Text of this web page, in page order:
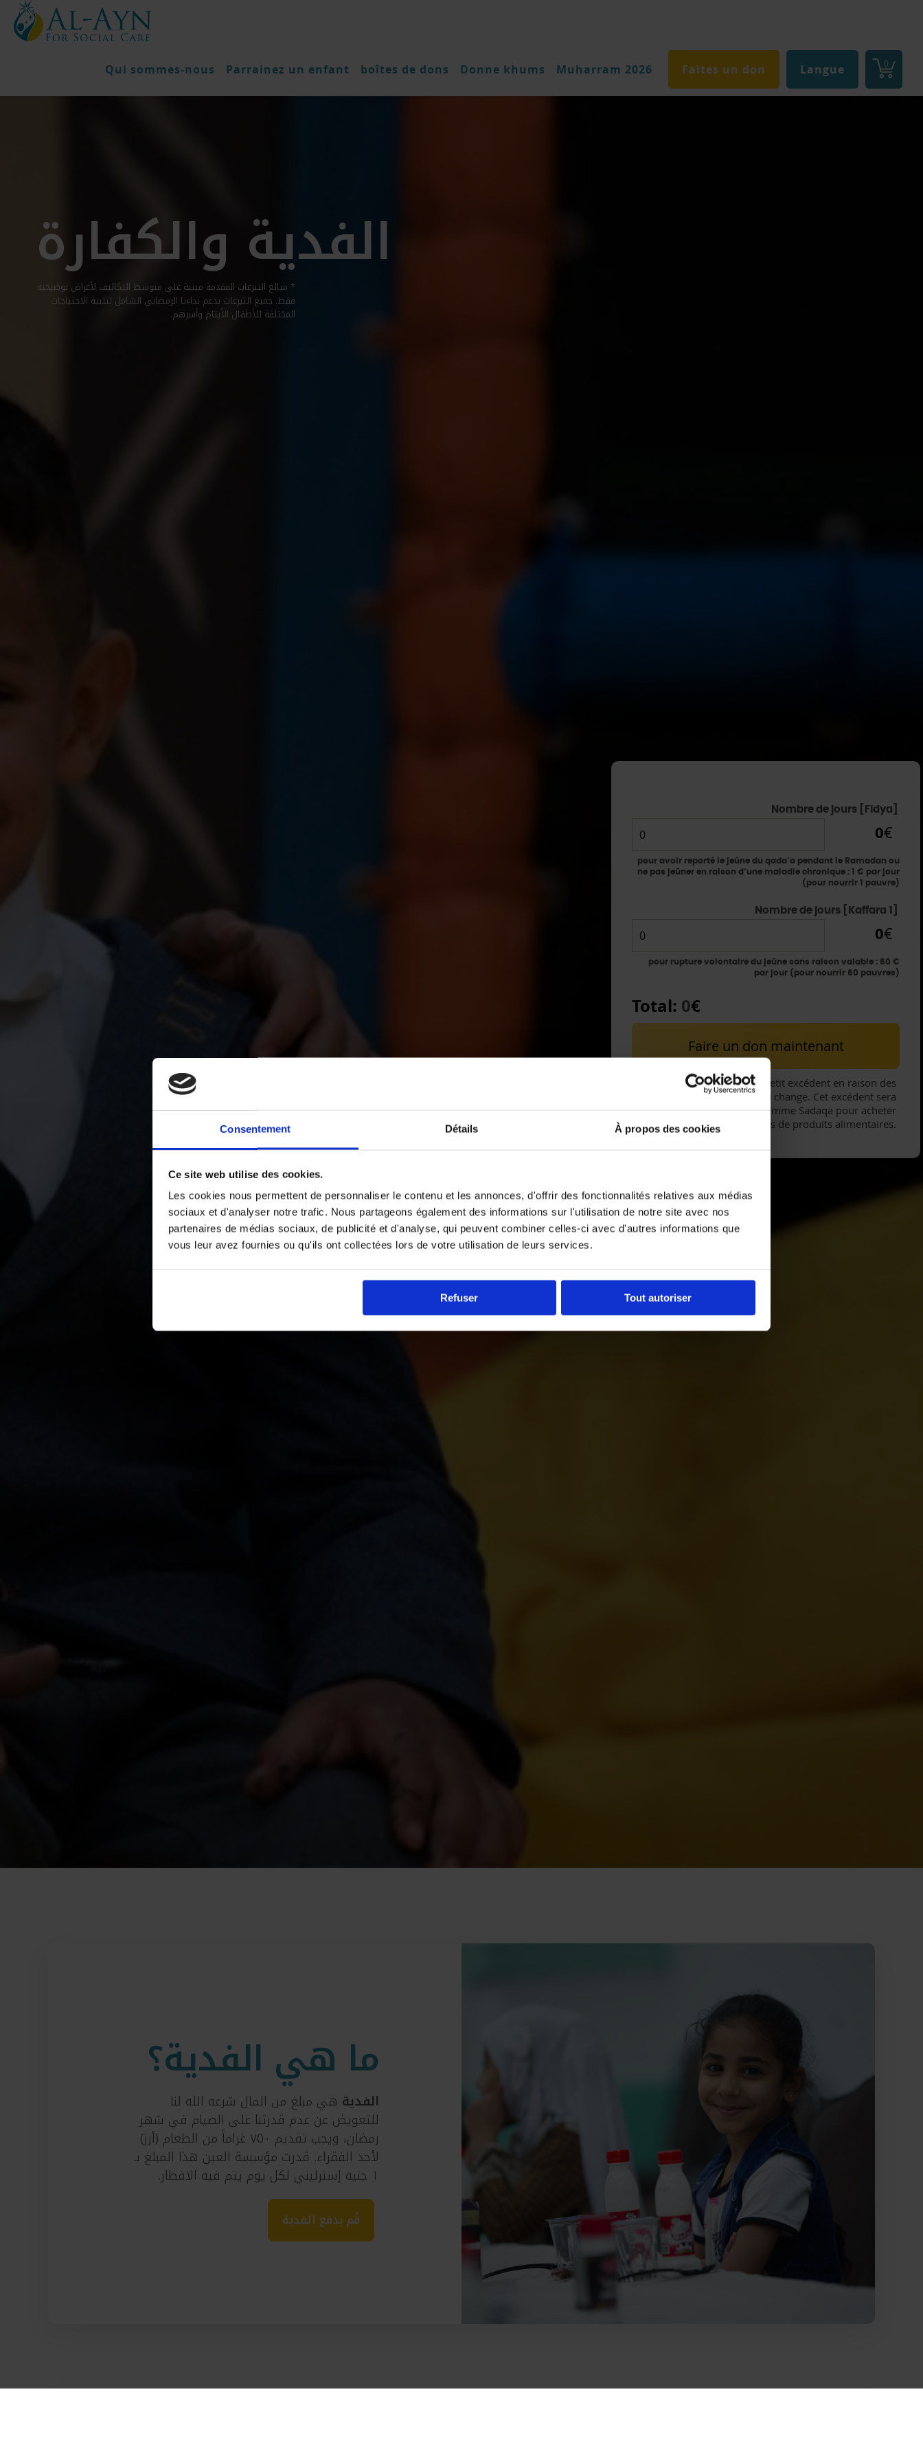
Consentement Détails À propos des cookies
Ce site web utilise des cookies.
Les cookies nous permettent de personnaliser le contenu et les annonces, d'offrir des fonctionnalités relatives aux médias
sociaux et d'analyser notre trafic. Nous partageons également des informations sur l'utilisation de notre site avec nos
partenaires de médias sociaux, de publicité et d'analyse, qui peuvent combiner celles-ci avec d'autres informations que
vous leur avez fournies ou qu'ils ont collectées lors de votre utilisation de leurs services.
Refuser Tout autoriser
0
Qui sommes-nous Parrainez un enfant boîtes de dons Donne khums Muharram 2026 Faites un don Langue
الفدية والكفارة
* مبالغ التبرعات المقدمة مبنية على متوسط ​​التكاليف لأغراض توضيحية
فقط. جميع التبرعات تدعم نداءنا الرمضاني الشامل لتلبية الاحتياجات
المختلفة للأطفال الأيتام وأسرهم.
Nombre de jours [Fidya]
0€
pour avoir reporté le jeûne du qada’a pendant le Ramadan ou
ne pas jeûner en raison d’une maladie chronique : 1 € par jour
(pour nourrir 1 pauvre)
Nombre de jours [Kaffara 1]
0€
pour rupture volontaire du jeûne sans raison valable : 60 €
par jour (pour nourrir 60 pauvres)
Total: 0€
Faire un don maintenant
Il peut y avoir un petit excédent en raison des
fluctuations des taux de change. Cet excédent sera
dépensé en votre nom comme Sadaqa pour acheter
plus de produits alimentaires.
ما هي الفدية؟
الفدية هي مبلغ من المال شرعه الله لنا
للتعويض عن عدم قدرتنا على الصيام في شهر
رمضان، ويجب تقديم ٧٥٠ غراماً من الطعام (أرز)
لأحد الفقراء. قدرت مؤسسة العين هذا المبلغ بـ
١ جنيه إسترليني لكل يوم يتم فيه الافطار.
قُم بدفع الفدية